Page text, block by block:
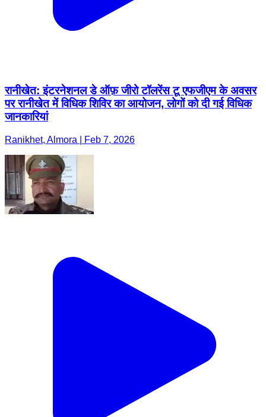
रानीखेत: इंटरनेशनल डे ऑफ़ जीरो टॉलरेंस टू एफजीएम के अवसर
पर रानीखेत में विधिक शिविर का आयोजन, लोगों को दी गई विधिक
जानकारियां
Ranikhet, Almora | Feb 7, 2026